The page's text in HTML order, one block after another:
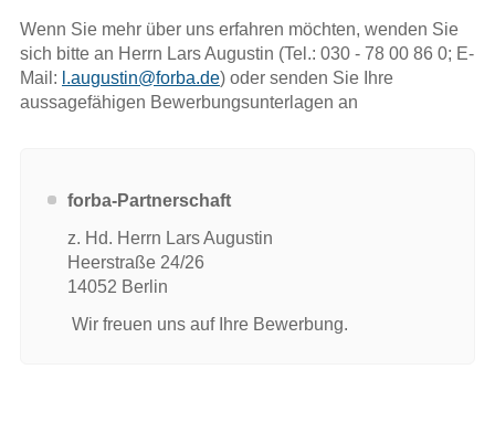
Wenn Sie mehr über uns erfahren möchten, wenden Sie
sich bitte an Herrn Lars Augustin (Tel.: 030 - 78 00 86 0; E-
Mail: l.augustin@forba.de) oder senden Sie Ihre
aussagefähigen Bewerbungsunterlagen an
forba-Partnerschaft
z. Hd. Herrn Lars Augustin
Heerstraße 24/26
14052 Berlin
Wir freuen uns auf Ihre Bewerbung.